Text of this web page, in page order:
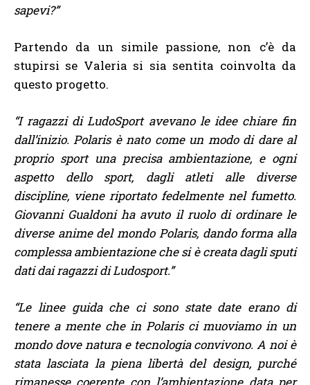
sapevi?”
Partendo da un simile passione, non c’è da
stupirsi se Valeria si sia sentita coinvolta da
questo progetto.
“I ragazzi di LudoSport avevano le idee chiare fin
dall’inizio. Polaris è nato come un modo di dare al
proprio sport una precisa ambientazione, e ogni
aspetto dello sport, dagli atleti alle diverse
discipline, viene riportato fedelmente nel fumetto.
Giovanni Gualdoni ha avuto il ruolo di ordinare le
diverse anime del mondo Polaris, dando forma alla
complessa ambientazione che si è creata dagli sputi
dati dai ragazzi di Ludosport.”
“Le linee guida che ci sono state date erano di
tenere a mente che in Polaris ci muoviamo in un
mondo dove natura e tecnologia convivono. A noi è
stata lasciata la piena libertà del design, purché